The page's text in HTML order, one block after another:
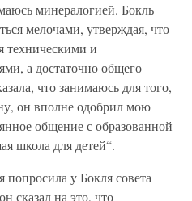
минералогией. Бокль
мелочами, утверждая, что
техническими и
а достаточно общего
что занимаюсь для того,
он вполне одобрил мою
общение с образованной
школа для детей“.
у Бокля совета
сказал на это, что